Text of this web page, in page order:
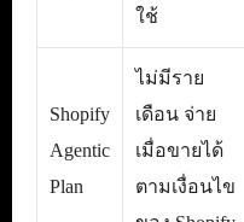
ใช้
Shopify
Agentic
Plan
ไม่มีราย
เดือน จ่าย
เมื่อขายได้
ตามเงื่อนไข